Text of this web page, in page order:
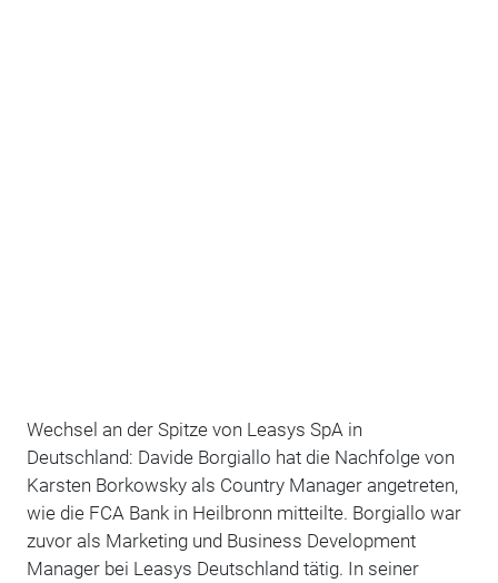
Wechsel an der Spitze von Leasys SpA in
Deutschland: Davide Borgiallo hat die Nachfolge von
Karsten Borkowsky als Country Manager angetreten,
wie die FCA Bank in Heilbronn mitteilte. Borgiallo war
zuvor als Marketing und Business Development
Manager bei Leasys Deutschland tätig. In seiner